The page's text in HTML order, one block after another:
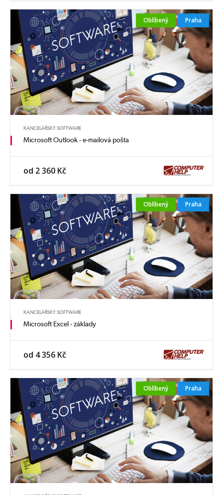
Oblíbený Praha
KANCELÁŘSKÝ SOFTWARE
Microsoft Outlook - e-mailová pošta
od 2 360 Kč
Oblíbený Praha
KANCELÁŘSKÝ SOFTWARE
Microsoft Excel - základy
od 4 356 Kč
Oblíbený Praha